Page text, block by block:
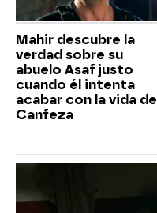
Mahir descubre la
verdad sobre su
abuelo Asaf justo
cuando él intenta
acabar con la vida de
Canfeza